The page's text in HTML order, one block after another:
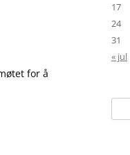
FUGLETUR PÅ HESTEJORDENE 10.
MAI 2017
GRUVETUR 25. SEPTEMBER 2016
for å
17
24
31
« jul